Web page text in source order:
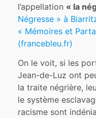
l’appellation « la
Négresse » à
« Mémoires et
(francebleu.fr)
On le voit, si les
Jean-de-Luz ont
la traite négrière,
le système
racisme sont